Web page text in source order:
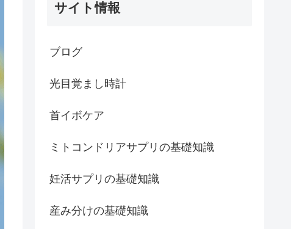
サイト情報
ブログ
光目覚まし時計
首イボケア
ミトコンドリアサプリの基礎知識
妊活サプリの基礎知識
産み分けの基礎知識